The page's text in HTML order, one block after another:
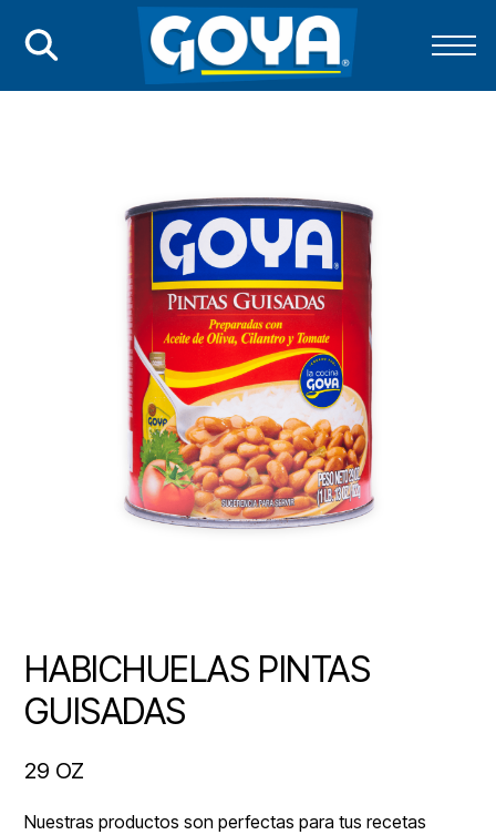
HABICHUELAS PINTAS
GUISADAS
29 OZ
Nuestras productos son perfectas para tus recetas